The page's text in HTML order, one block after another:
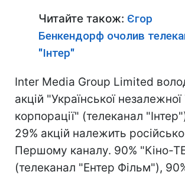
Читайте також: Єгор
Бенкендорф очолив
"Інтер"
Inter Media Group Limited
акцій "Української
корпорації" (телеканал
29% акцій належить
Першому каналу. 90% "Кіно-
(телеканал "Ентер Фільм"),